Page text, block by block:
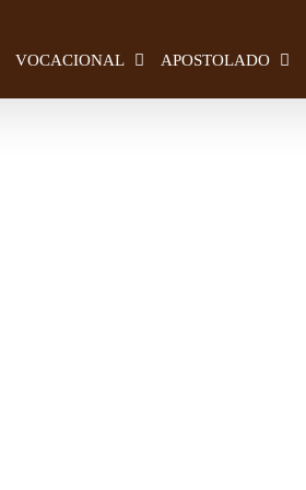
VOCACIONAL APOSTOLADO